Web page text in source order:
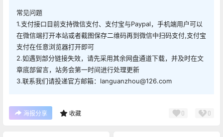
常见问题
1.支付接口目前支持微信支付、支付宝与Paypal，手机端用户可以
在微信端打开本站或者截图保存二维码再到微信中扫码支付,支付宝
支付在任意浏览器打开即可
2.如遇到部分链接失效，请先采用其余网盘通道下载，并及时在文
章底部留言，站务会第一时间进行处理更新
3.联系我们请投递官方邮箱：languanzhou@126.com
海报分享 收藏 0 0